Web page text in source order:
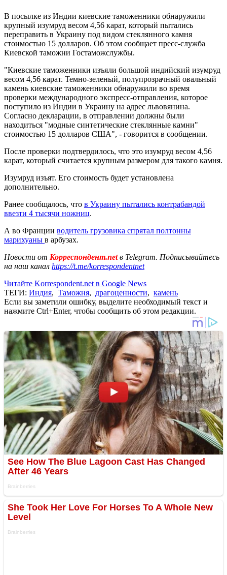
В посылке из Индии киевские таможенники обнаружили
крупный изумруд весом 4,56 карат, который пытались
переправить в Украину под видом стеклянного камня
стоимостью 15 долларов. Об этом сообщает пресс-служба
Киевской таможни Гостаможслужбы.
"Киевские таможенники изъяли большой индийский изумруд
весом 4,56 карат. Темно-зеленый, полупрозрачный овальный
камень киевские таможенники обнаружили во время
проверки международного экспресс-отправления, которое
поступило из Индии в Украину на адрес львовянина.
Согласно декларации, в отправлении должны были
находиться "модные синтетические стеклянные камни"
стоимостью 15 долларов США", - говорится в сообщении.
После проверки подтвердилось, что это изумруд весом 4,56
карат, который считается крупным размером для такого камня.
Изумруд изъят. Его стоимость будет установлена
дополнительно.
Ранее сообщалось, что в Украину пытались контрабандой
ввезти 4 тысячи ножниц.
А во Франции водитель грузовика спрятал полтонны
марихуаны в арбузах.
Новости от Корреспондент.netв Telegram. Подписывайтесь
на наш канал https://t.me/korrespondentnet
Читайте Korrespondent.net в Google News
ТЕГИ: Индия, Таможня, драгоценности, камень
Если вы заметили ошибку, выделите необходимый текст и
нажмите Ctrl+Enter, чтобы сообщить об этом редакции.